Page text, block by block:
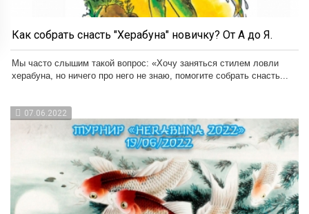
Как собрать снасть "Херабуна" новичку? От А до Я.
Мы часто слышим такой вопрос: «Хочу заняться стилем ловли
херабуна, но ничего про него не знаю, помогите собрать снасть...
07.06.2022